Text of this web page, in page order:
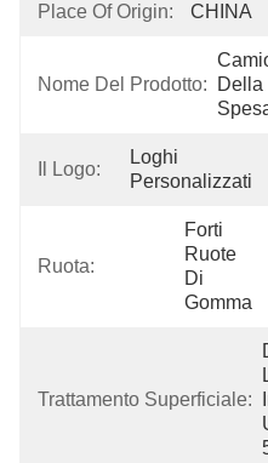
Place Of Origin: CHINA
Nome Del Prodotto:
Della
Il Logo:
Loghi
Personalizzati
Ruota:
Forti
Ruote
Di
Gomma
Trattamento Superficiale: